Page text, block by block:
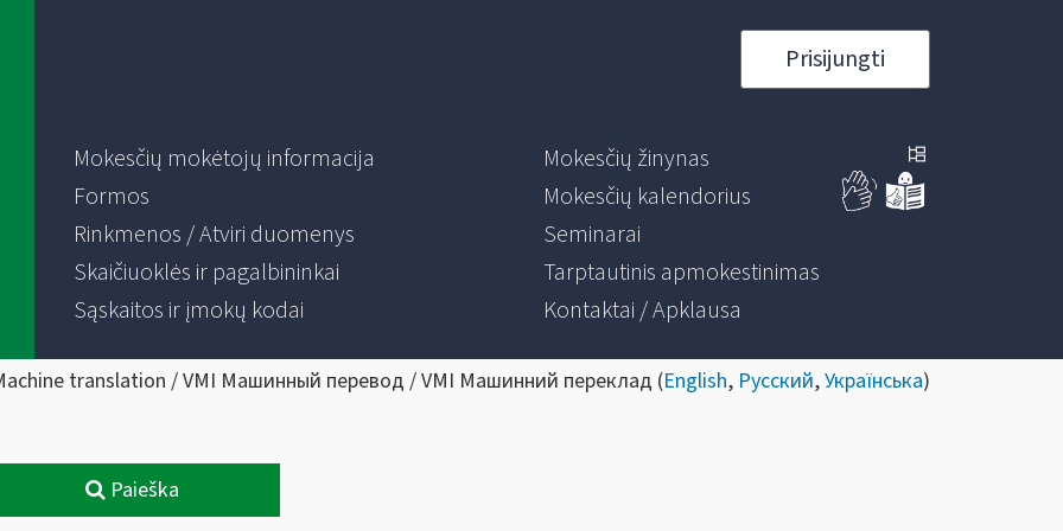
Prisijungti
Mokesčių mokėtojų informacija
Formos
Rinkmenos / Atviri duomenys
Skaičiuoklės ir pagalbininkai
Sąskaitos ir įmokų kodai
Mokesčių žinynas
Mokesčių kalendorius
Seminarai
Tarptautinis apmokestinimas
Kontaktai / Apklausa
translation / VMI Машинный перевод / VMI Машинний переклад (English, Русский,Українська)
Paieška